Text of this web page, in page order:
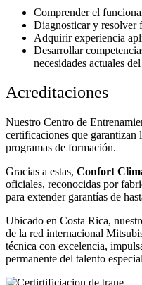
Comprender el
Diagnosticar y resolver
Adquirir experiencia
Desarrollar
necesidades actuales
Acreditaciones
Nuestro Centro de
certificaciones que garantizan
programas de formación.
Gracias a estas, Confort
oficiales, reconocidas por
para extender garantías de
Ubicado en Costa Rica,
de la red internacional
técnica con excelencia,
permanente del talento